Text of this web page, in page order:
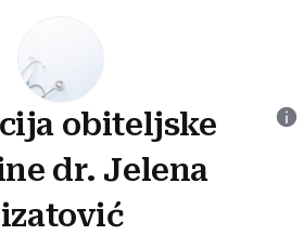
obiteljske
dr. Jelena